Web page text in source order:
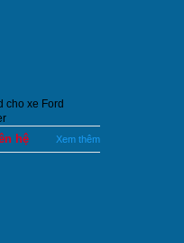
cho xe Ford
hệ Xem thêm